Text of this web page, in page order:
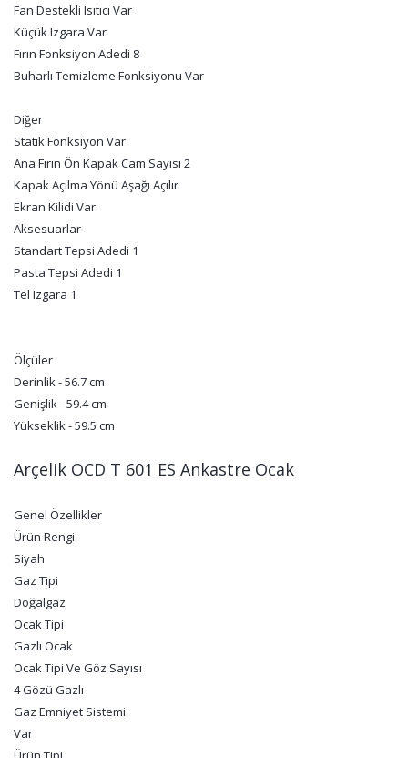
Fan Destekli Isıtıcı Var
Küçük Izgara Var
Fırın Fonksiyon Adedi 8
Buharlı Temizleme Fonksiyonu Var
Diğer
Statik Fonksiyon Var
Ana Fırın Ön Kapak Cam Sayısı 2
Kapak Açılma Yönü Aşağı Açılır
Ekran Kilidi Var
Aksesuarlar
Standart Tepsi Adedi 1
Pasta Tepsi Adedi 1
Tel Izgara 1
Ölçüler
Derinlik - 56.7 cm
Genişlik - 59.4 cm
Yükseklik - 59.5 cm
Arçelik OCD T 601 ES Ankastre Ocak
Genel Özellikler
Ürün Rengi
Siyah
Gaz Tipi
Doğalgaz
Ocak Tipi
Gazlı Ocak
Ocak Tipi Ve Göz Sayısı
4 Gözü Gazlı
Gaz Emniyet Sistemi
Var